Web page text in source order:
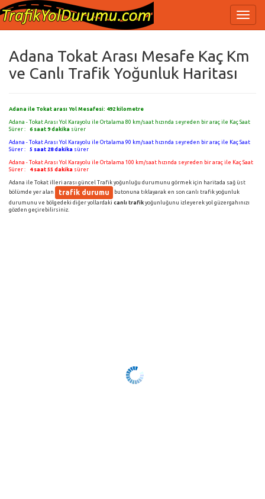
Adana Tokat Arası Mesafe Kaç Km
ve Canlı Trafik Yoğunluk Haritası
Adana ile Tokat arası Yol Mesafesi: 492 kilometre
Adana - Tokat Arası Yol Karayolu ile Ortalama 80 km/saat hızında seyreden bir araç ile Kaç Saat
Sürer :
6 saat 9 dakika sürer
Adana - Tokat Arası Yol Karayolu ile Ortalama 90 km/saat hızında seyreden bir araç ile Kaç Saat
Sürer :
5 saat 28 dakika sürer
Adana - Tokat Arası Yol Karayolu ile Ortalama 100 km/saat hızında seyreden bir araç ile Kaç Saat
Sürer :
4 saat 55 dakika sürer
Adana ile Tokat illeri arası güncel Trafik yoğunluğu durumunu görmek için haritada sağ üst
bölümde yer alan
trafik durumu
butonuna tıklayarak en son canlı trafik yoğunluk
durumunu ve bölgedeki diğer yollardaki canlı trafik yoğunluğunu izleyerek yol güzergahınızı
gözden geçirebilirsiniz.